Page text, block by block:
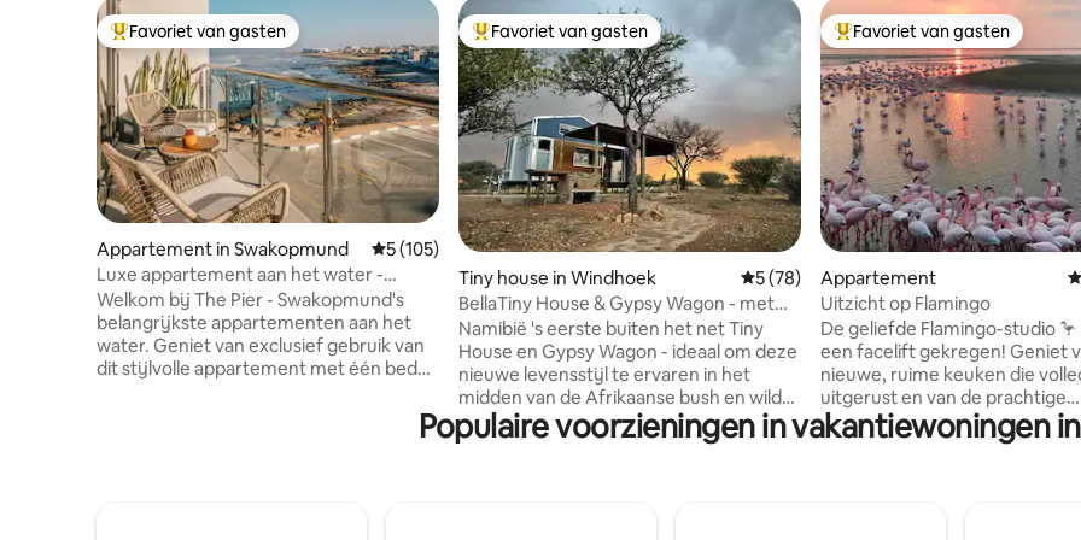
Topfavoriet van gasten
Favoriet van gasten
Appartement in Swakopmund Gemiddelde beoordeling van 5 uit 5, 105 recensies
5 (105)
Luxe appartement aan het water -
Wandeling naar strand + winkels
Welkom bij The Pier - Swakopmund's
belangrijkste appartementen aan het
water. Geniet van exclusief gebruik van
dit stijlvolle appartement met één bed
Topfavoriet van gasten
Favoriet van gasten
Tiny house in Windhoek Gemiddelde beoordeling van 5 uit 5, 78
5 (78)
BellaTiny House & Gypsy Wagon - met
een prachtig uitzicht
Namibië 's eerste buiten het net Tiny
House en Gypsy Wagon - ideaal om deze
nieuwe levensstijl te ervaren in het
midden van de Afrikaanse bush en wilde
dieren. Geniet van de geluiden van de
natuur op deze unieke plek. Dit is een
Topfavoriet van gasten
Favoriet van gasten
Appartement
Uitzicht op Flamingo
De geliefde Flamingo-studio
een facelift gekregen! Geniet van de
nieuwe, ruime keuken die
uitgerust en van de prachtige
slaapkamer met een
kingsize bed, en kijk vanaf je
airco en veilige
Populaire voorzieningen in vakantiewoningen